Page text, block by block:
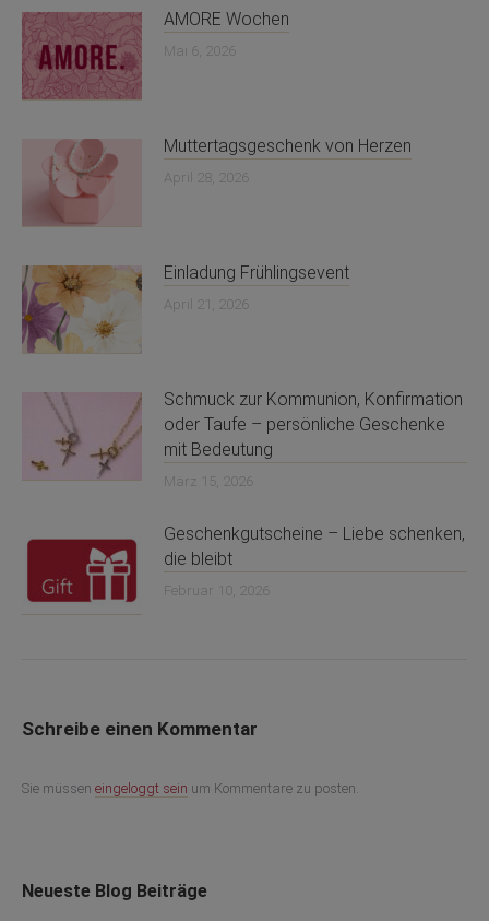
AMORE Wochen
Mai 6, 2026
Muttertagsgeschenk von Herzen
April 28, 2026
Einladung Frühlingsevent
April 21, 2026
Schmuck zur Kommunion, Konfirmation
oder Taufe – persönliche Geschenke
mit Bedeutung
März 15, 2026
Geschenkgutscheine – Liebe schenken,
die bleibt
Februar 10, 2026
Schreibe einen Kommentar
Sie müssen eingeloggt sein um Kommentare zu posten.
Neueste Blog Beiträge